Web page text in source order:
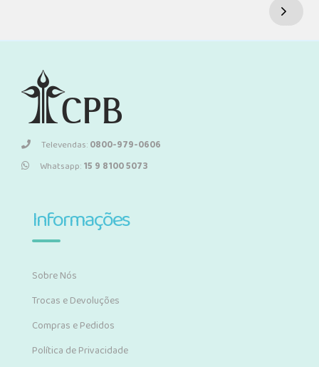
Televendas:0800-979-0606
Whatsapp:15 9 8100 5073
Informações
Sobre Nós
Trocas e Devoluções
Compras e Pedidos
Política de Privacidade